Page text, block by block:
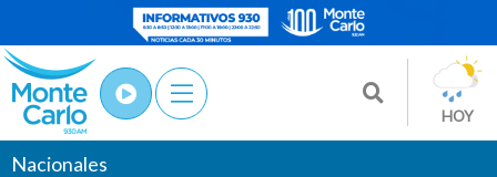
HOY
Nacionales